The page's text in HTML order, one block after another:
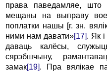
права паведамляе, што
мещаны на выправу
поплатки нашы [г. зн.
ними нам давати»[17]. Як
даваць калёсы,
сярэбшчыну,
замак[19]. Пра вялікае